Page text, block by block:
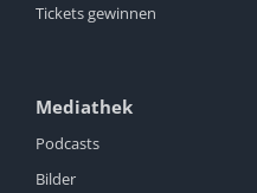
Tickets gewinnen
Mediathek
Podcasts
Bilder